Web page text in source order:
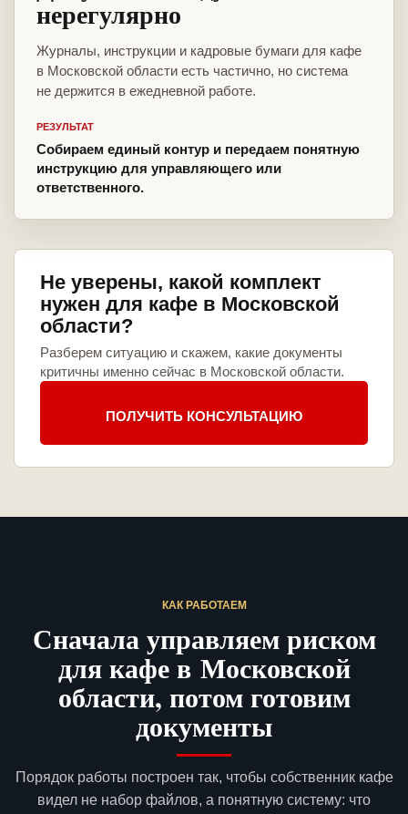
нерегулярно
Журналы, инструкции и кадровые бумаги для кафе
в Московской области есть частично, но система
не держится в ежедневной работе.
РЕЗУЛЬТАТ
Собираем единый контур и передаем понятную
инструкцию для управляющего или
ответственного.
Не уверены, какой комплект
нужен для кафе в Московской
области?
Разберем ситуацию и скажем, какие документы
критичны именно сейчас в Московской области.
ПОЛУЧИТЬ КОНСУЛЬТАЦИЮ
КАК РАБОТАЕМ
Сначала управляем риском
для кафе в Московской
области, потом готовим
документы
Порядок работы построен так, чтобы собственник кафе
видел не набор файлов, а понятную систему: что